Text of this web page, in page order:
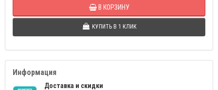
В КОРЗИНУ
КУПИТЬ В 1 КЛИК
Информация
Доставка и скидки